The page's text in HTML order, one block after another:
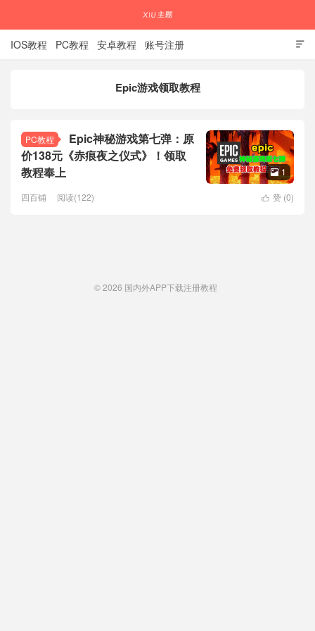

IOS教程 PC教程 安卓教程 账号注册
Epic游戏领取教程
PC教程
Epic神秘游戏第七弹：原
价138元《赤痕夜之仪式》！领取
教程奉上
 1
 赞 (0)
四百铺 阅读(122)
© 2026 国内外APP下载注册教程